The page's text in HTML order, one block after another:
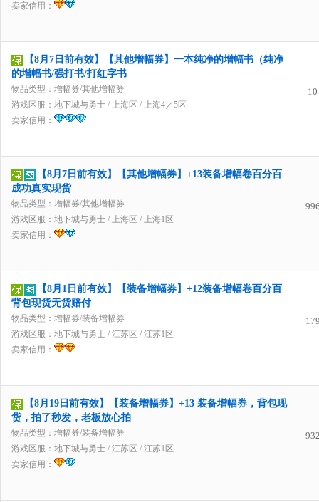
卖家信用：
【8月7日前有效】【其他增幅券】一本纯净的增幅书（纯净
的增幅书/强打书/打红字书
物品类型：增幅券/其他增幅券
游戏区服： 地下城与勇士 / 上海区 / 上海4／5区
卖家信用：
10
【8月7日前有效】【其他增幅券】+13装备增幅卷百分百
成功真实现货
物品类型：增幅券/其他增幅券
游戏区服： 地下城与勇士 / 上海区 / 上海1区
卖家信用：
【8月1日前有效】【装备增幅券】+12装备增幅卷百分百
背包现货无货赔付
物品类型：增幅券/装备增幅券
游戏区服： 地下城与勇士 / 江苏区 / 江苏1区
卖家信用：
【8月19日前有效】【装备增幅券】+13 装备增幅券，背包现
货，拍了秒发，老板放心拍
物品类型：增幅券/装备增幅券
游戏区服： 地下城与勇士 / 江苏区 / 江苏1区
卖家信用：